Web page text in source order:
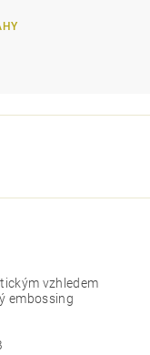
vzhledem
embossing